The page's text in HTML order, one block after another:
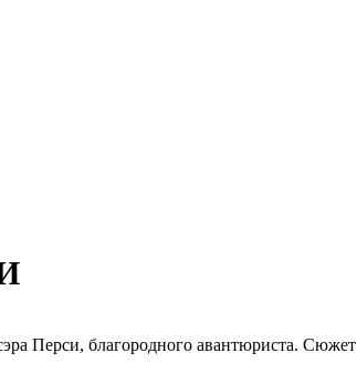
Перси, благородного авантюриста. Сюжет